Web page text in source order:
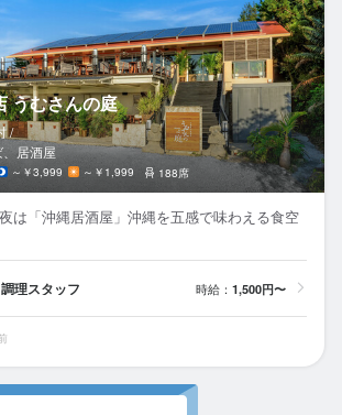
うむさんの庭
/
居酒屋
～￥3,999 ～￥1,999 188席
は「沖縄居酒屋」沖縄を五感で味わえる食空
理スタッフ 時給： 1,500円〜